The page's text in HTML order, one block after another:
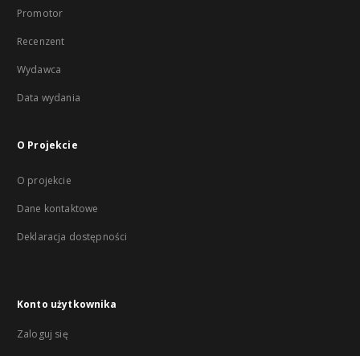
Promotor
Recenzent
Wydawca
Data wydania
O Projekcie
O projekcie
Dane kontaktowe
Deklaracja dostępności
Konto użytkownika
Zaloguj się